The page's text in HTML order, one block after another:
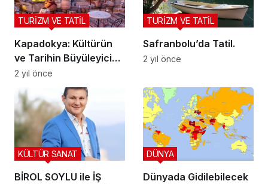
Kapadokya: Kültürün
ve Tarihin Büyüleyici
Durağı
TURİZM VE TATİL
2 yıl önce
Safranbolu’da Tatil.
TURİZM VE TATİL
2 yıl önce
BİROL SOYLU ile İŞ
KÜLTÜR SANAT
Dünyada Gidilebilecek
DÜNYA